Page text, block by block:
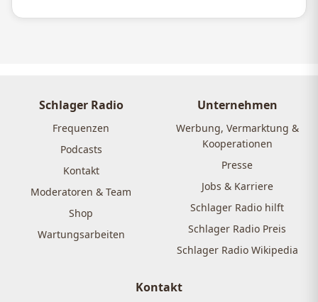
Schlager Radio
Frequenzen
Podcasts
Kontakt
Moderatoren & Team
Shop
Wartungsarbeiten
Unternehmen
Werbung, Vermarktung &
Kooperationen
Presse
Jobs & Karriere
Schlager Radio hilft
Schlager Radio Preis
Schlager Radio Wikipedia
Kontakt